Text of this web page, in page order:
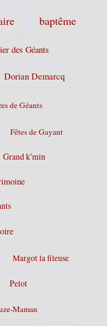
baptême
des Géants
Dorian Demarcq
de Géants
Fêtes de Gayant
Grand k'min
Margot la fileuse
Pelot
Maman